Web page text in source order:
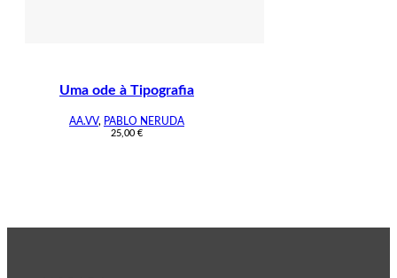
Uma ode à Tipografia
AA.VV, PABLO NERUDA
25,00 €